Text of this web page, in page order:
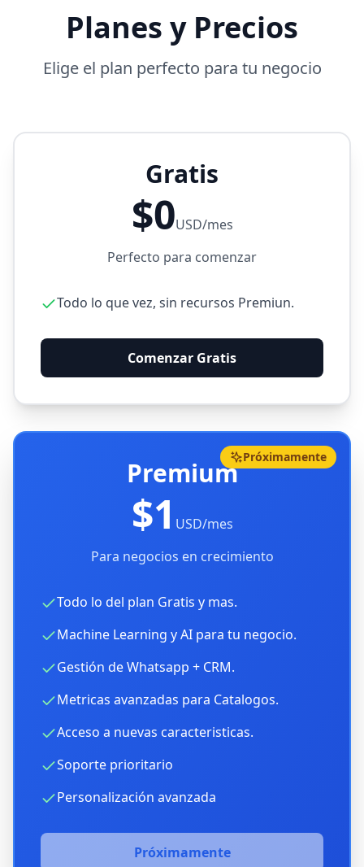
Planes y Precios
Elige el plan perfecto para tu negocio
Gratis
$0USD/mes
Perfecto para comenzar
Todo lo que vez, sin recursos Premiun.
Comenzar Gratis
Próximamente
Premium
$1 USD/mes
Para negocios en crecimiento
Todo lo del plan Gratis y mas.
Machine Learning y AI para tu negocio.
Gestión de Whatsapp + CRM.
Metricas avanzadas para Catalogos.
Acceso a nuevas caracteristicas.
Soporte prioritario
Personalización avanzada
Próximamente